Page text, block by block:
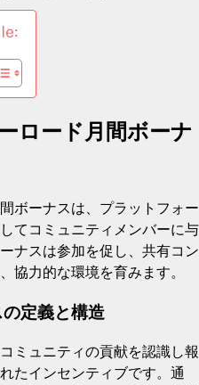
ロード月間ボーナ
ボーナスは、プラットフォー
てコミュニティメンバーに与
ナスは参加を促し、共有コン
協力的な環境を育みます。
定義と構造
ミュニティの貢献を認識し報
たインセンティブです。通